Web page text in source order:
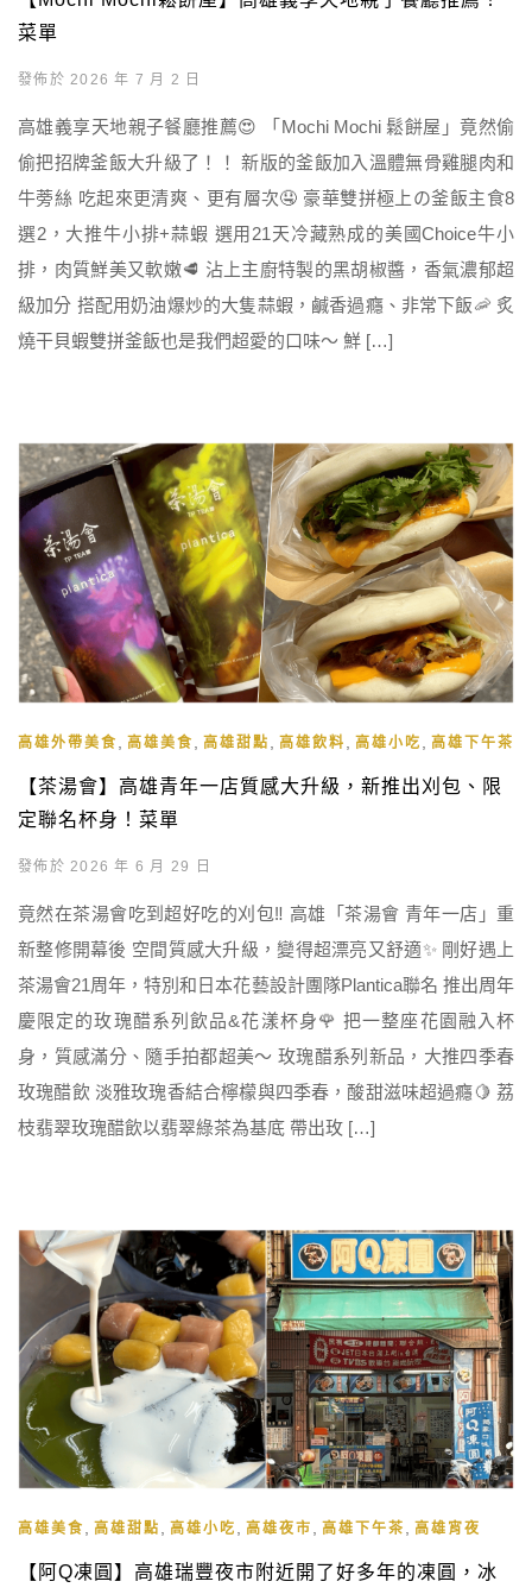
菜單
發佈於 2026 年 7 月 2 日
高雄義享天地親子餐廳推薦😍 「Mochi Mochi 鬆餅屋」竟然偷
偷把招牌釜飯大升級了！！ 新版的釜飯加入溫體無骨雞腿肉和
牛蒡絲 吃起來更清爽、更有層次🤤 豪華雙拼極上の釜飯主食8
選2，大推牛小排+蒜蝦 選用21天冷藏熟成的美國Choice牛小
排，肉質鮮美又軟嫩🥩 沾上主廚特製的黑胡椒醬，香氣濃郁超
級加分 搭配用奶油爆炒的大隻蒜蝦，鹹香過癮、非常下飯🦐 炙
燒干貝蝦雙拼釜飯也是我們超愛的口味～ 鮮 […]
高雄外帶美食 高雄美食 高雄甜點 高雄飲料 高雄小吃 高雄下午茶
【茶湯會】高雄青年一店質感大升級，新推出刈包、限
定聯名杯身！菜單
發佈於 2026 年 6 月 29 日
竟然在茶湯會吃到超好吃的刈包‼️ 高雄「茶湯會 青年一店」重
新整修開幕後 空間質感大升級，變得超漂亮又舒適✨ 剛好遇上
茶湯會21周年，特別和日本花藝設計團隊Plantica聯名 推出周年
慶限定的玫瑰醋系列飲品&花漾杯身🌹 把一整座花園融入杯
身，質感滿分、隨手拍都超美～ 玫瑰醋系列新品，大推四季春
玫瑰醋飲 淡雅玫瑰香結合檸檬與四季春，酸甜滋味超過癮🍋 荔
枝翡翠玫瑰醋飲以翡翠綠茶為基底 帶出玫 […]
高雄美食 高雄甜點 高雄小吃 高雄夜市 高雄下午茶 高雄宵夜
【阿Q凍圓】高雄瑞豐夜市附近開了好多年的凍圓，冰